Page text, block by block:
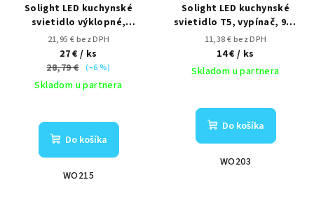
Solight LED kuchynské
svietidlo výklopné,
vypínač, 10W, 4100K, 58cm
21,95 € bez DPH
27 €/ ks
28,79 € (–6 %)
Skladom u partnera
Do košíka
WO215
Solight LED kuchynské
svietidlo T5, vypínač, 9W,
4100K, 54cm
11,38 € bez DPH
14 €/ ks
Skladom u partnera
Do košíka
WO203